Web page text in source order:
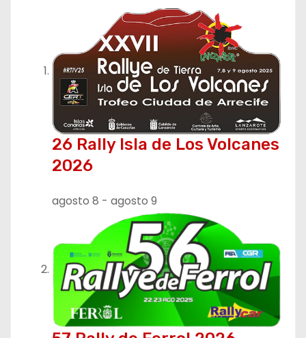
26 Rally Isla de Los Volcanes
2026
agosto 8 - agosto 9